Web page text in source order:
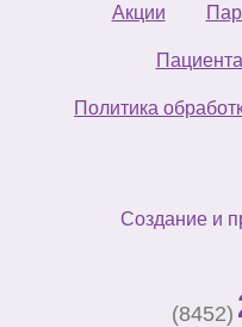
Акции
Политика
Создание и
(8452)